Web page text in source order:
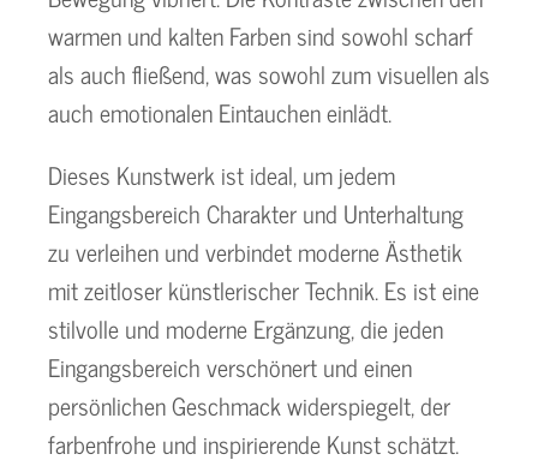
warmen und kalten Farben sind sowohl scharf
als auch fließend, was sowohl zum visuellen als
auch emotionalen Eintauchen einlädt.
Dieses Kunstwerk ist ideal, um jedem
Eingangsbereich Charakter und Unterhaltung
zu verleihen und verbindet moderne Ästhetik
mit zeitloser künstlerischer Technik. Es ist eine
stilvolle und moderne Ergänzung, die jeden
Eingangsbereich verschönert und einen
persönlichen Geschmack widerspiegelt, der
farbenfrohe und inspirierende Kunst schätzt.